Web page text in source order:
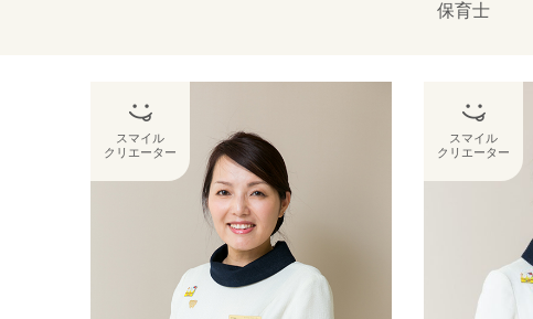
保育士
スマイル
クリエーター
スマイル
クリエーター